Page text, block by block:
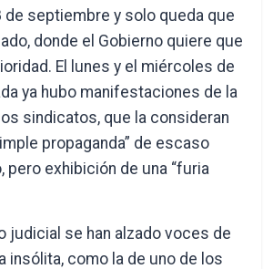
de septiembre y solo queda que
donde el Gobierno quiere que
El lunes y el miércoles de
ya hubo manifestaciones de la
sindicatos, que la consideran
propaganda” de escaso
exhibición de una “furia
judicial se han alzado voces de
insólita, como la de uno de los